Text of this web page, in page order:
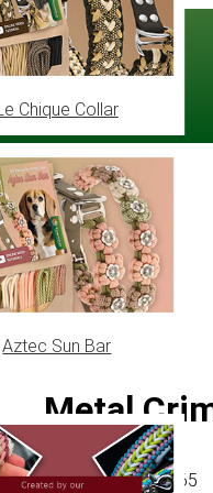
Chique Collar
Aztec Sun Bar
Metal
Artikel# MT013865